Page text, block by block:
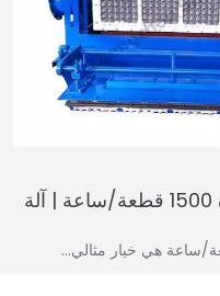
ماكينة تشكيل صينية البيض بقدرة 1500 قطعة/ساعة | آلة